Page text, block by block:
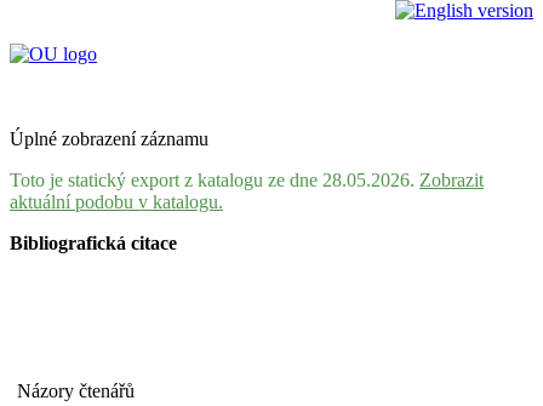
Úplné zobrazení záznamu
Toto je statický export z katalogu ze dne 28.05.2026. Zobrazit
aktuální podobu v katalogu.
Bibliografická citace
Názory čtenářů